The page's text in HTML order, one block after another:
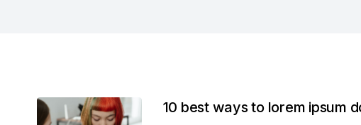
10 best ways to lorem ipsum